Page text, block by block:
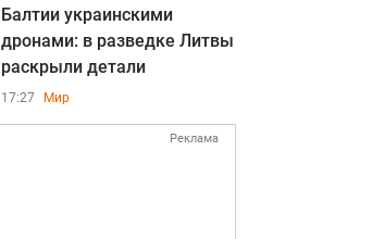
Балтии украинскими
дронами: в разведке Литвы
раскрыли детали
17:27 Мир
Реклама